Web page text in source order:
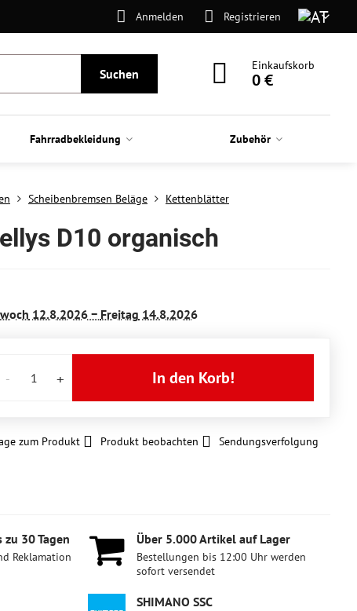
Anmelden Registrieren
Suchen
Einkaufskorb
0 €
Fahrradbekleidung Zubehör
Scheibenbremsen Beläge Kettenblätter
D10 organisch
12.8.2026 − Freitag 14.8.2026
In den Korb!
zum Produkt Produkt beobachten Sendungsverfolgung
zu 30 Tagen
Reklamation
Über 5​.000 Artikel auf Lager
Bestellungen bis 12:00 Uhr werden
sofort versendet
SHIMANO SSC